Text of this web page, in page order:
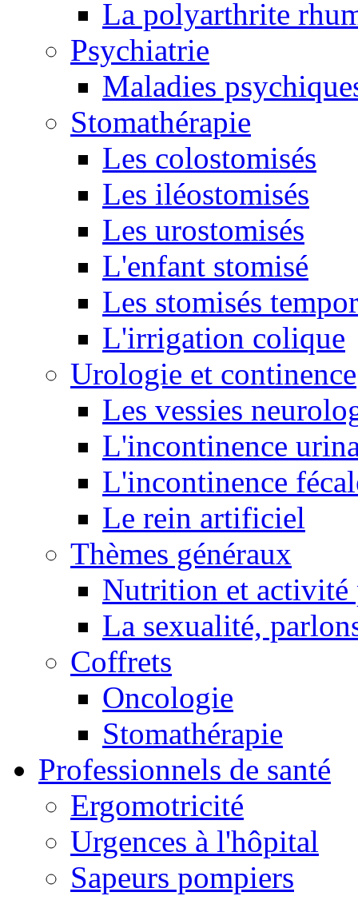
La polyarthrite
Psychiatrie
Maladies
Stomathérapie
Les colostomisés
Les iléostomisés
Les urostomisés
L'enfant stomisé
Les stomisés
L'irrigation colique
Urologie et continence
Les vessies
L'incontinence
L'incontinence
Le rein artificiel
Thèmes généraux
Nutrition et activité
La sexualité,
Coffrets
Oncologie
Stomathérapie
Professionnels de santé
Ergomotricité
Urgences à l'hôpital
Sapeurs pompiers